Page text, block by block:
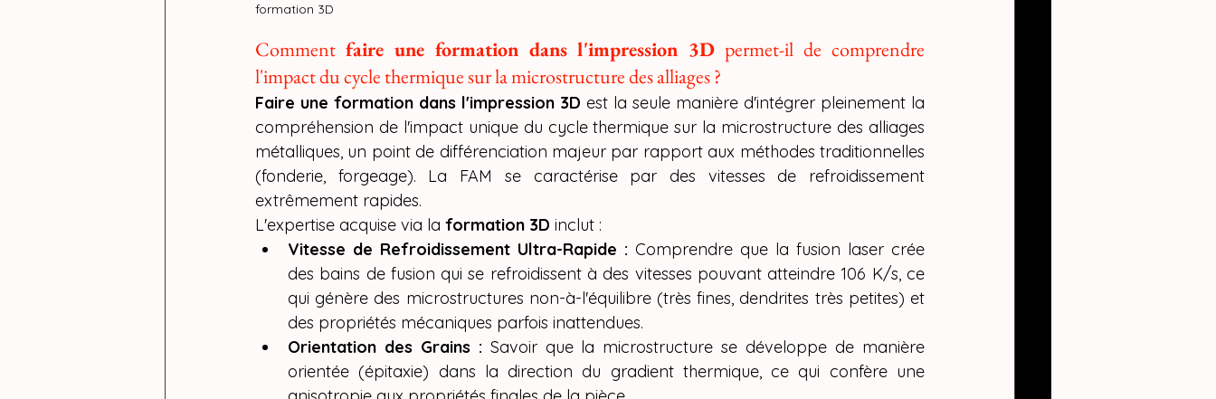
formation 3D
Comment faire une formation dans l'impression 3D permet-il de comprendre
l'impact du cycle thermique sur la microstructure des alliages ?
Faire une formation dans l'impression 3D est la seule manière d'intégrer pleinement la
compréhension de l'impact unique du cycle thermique sur la microstructure des alliages
métalliques, un point de différenciation majeur par rapport aux méthodes traditionnelles
(fonderie, forgeage). La FAM se caractérise par des vitesses de refroidissement
extrêmement rapides.
L'expertise acquise via la formation 3D inclut :
Vitesse de Refroidissement Ultra-Rapide : Comprendre que la fusion laser crée
des bains de fusion qui se refroidissent à des vitesses pouvant atteindre 106 K/s, ce
qui génère des microstructures non-à-l'équilibre (très fines, dendrites très petites) et
des propriétés mécaniques parfois inattendues.
Orientation des Grains : Savoir que la microstructure se développe de manière
orientée (épitaxie) dans la direction du gradient thermique, ce qui confère une